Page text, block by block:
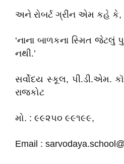
અને રોબર્ટ ગ્રીન એમ કહે કે,
‘નાના બાળકના સ્મિત
નથી.’
સર્વોદય સ્કૂલ, પી.ડી.એમ.
રાજકોટ
મો. : ૯૯૨૫૦ ૯૯૧૯૯,
Email :